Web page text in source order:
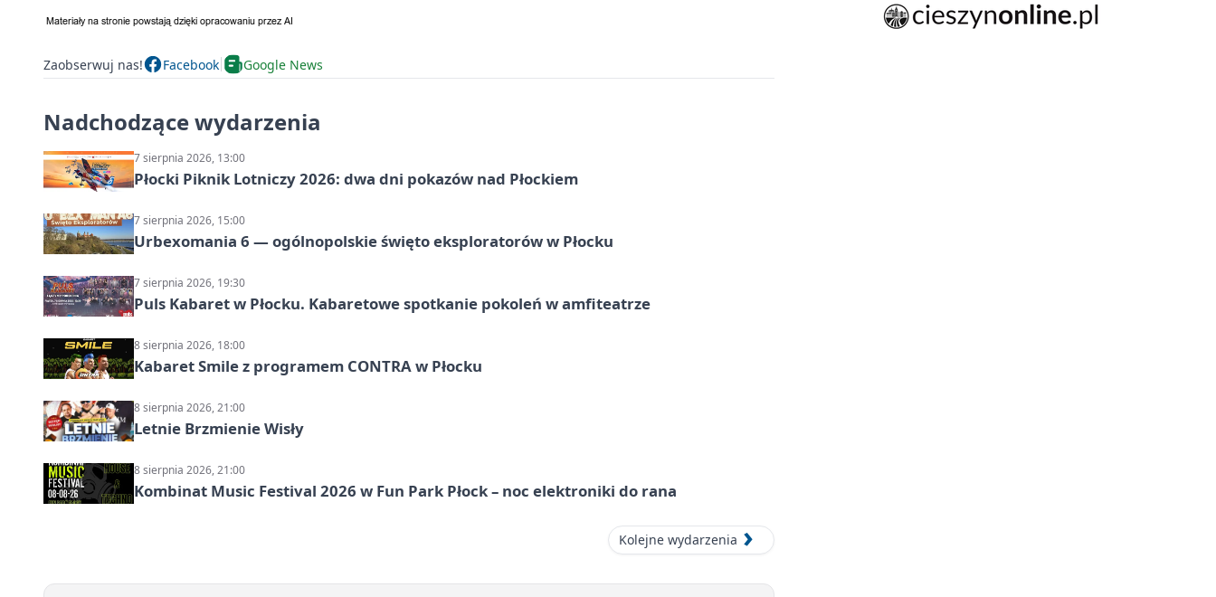
Zaobserwuj nas! Facebook Google News
Nadchodzące wydarzenia
7 sierpnia 2026, 13:00
Płocki Piknik Lotniczy 2026: dwa dni pokazów nad Płockiem
7 sierpnia 2026, 15:00
Urbexomania 6 — ogólnopolskie święto eksploratorów w Płocku
7 sierpnia 2026, 19:30
Puls Kabaret w Płocku. Kabaretowe spotkanie pokoleń w amfiteatrze
8 sierpnia 2026, 18:00
Kabaret Smile z programem CONTRA w Płocku
8 sierpnia 2026, 21:00
Letnie Brzmienie Wisły
8 sierpnia 2026, 21:00
Kombinat Music Festival 2026 w Fun Park Płock – noc elektroniki do rana
Kolejne wydarzenia